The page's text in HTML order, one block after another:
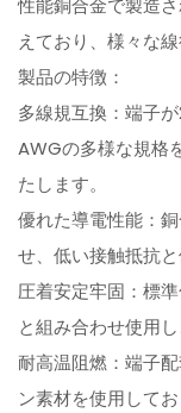
性能銅合金で製造
えており、様々な
製品の特徴：
多線規互換：端子
AWGの多様な規格
たします。
優れた導電性能：
せ、低い接触抵抗
圧着安定牢固：標
と組み合わせ使用
耐高温阻燃：端子
ン素材を使用して